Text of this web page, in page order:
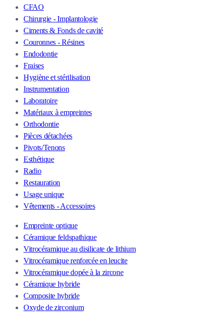
CFAO
Chirurgie - Implantologie
Ciments & Fonds de cavité
Couronnes - Résines
Endodontie
Fraises
Hygiène et stérilisation
Instrumentation
Laboratoire
Matériaux à empreintes
Orthodontie
Pièces détachées
Pivots/Tenons
Esthétique
Radio
Restauration
Usage unique
Vêtements - Accessoires
Empreinte optique
Céramique feldspathique
Vitrocéramique au disilicate de lithium
Vitrocéramique renforcée en leucite
Vitrocéramique dopée à la zircone
Céramique hybride
Composite hybride
Oxyde de zirconium